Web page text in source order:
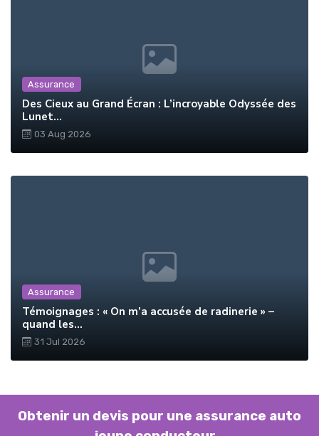
Assurance
Des Cieux au Grand Écran : L’incroyable Odyssée des
Lunet...
03 Aug 2026
Assurance
Témoignages : « On m’a accusée de radinerie » –
quand les...
31 Jul 2026
Obtenir un devis pour une assurance auto